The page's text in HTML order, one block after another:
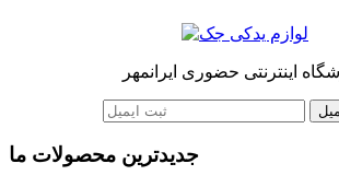
اینترنتی حضوری ایرانمهر
جدیدترین محصولات ما